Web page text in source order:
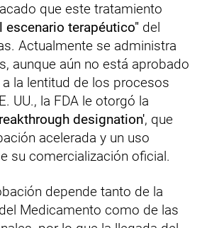
que este tratamiento
escenario terapéutico" del
Actualmente se administra
aunque aún no está aprobado
la lentitud de los procesos
UU., la FDA le otorgó la
designation', que
acelerada y un uso
su comercialización oficial.
depende tanto de la
Medicamento como de las